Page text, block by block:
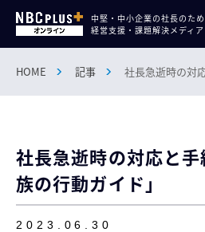
中堅・中小企業の社長のた
経営支援・課題解決メディア
HOME 記事 社長急逝時の対
社長急逝時の対応と
族の行動ガイド」
2023.06.30